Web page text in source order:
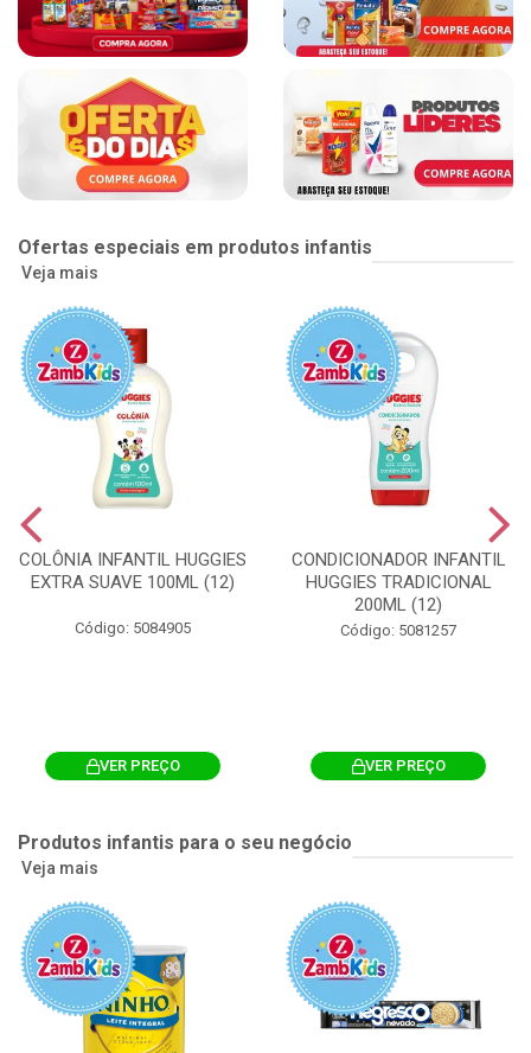
Ofertas especiais em produtos infantis
Veja mais
COLÔNIA INFANTIL HUGGIES
EXTRA SUAVE 100ML (12)
Código: 5084905
VER PREÇO
CONDICIONADOR INFANTIL
HUGGIES TRADICIONAL
200ML (12)
Código: 5081257
VER PREÇO
Produtos infantis para o seu negócio
Veja mais